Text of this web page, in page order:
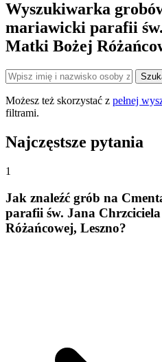
Wyszukiwarka
mariawicki parafii
Matki Bożej
Możesz też skorzystać z pełnej
filtrami.
Najczęstsze pytania
1
Jak znaleźć grób na
parafii św. Jana
Różańcowej, Leszno?